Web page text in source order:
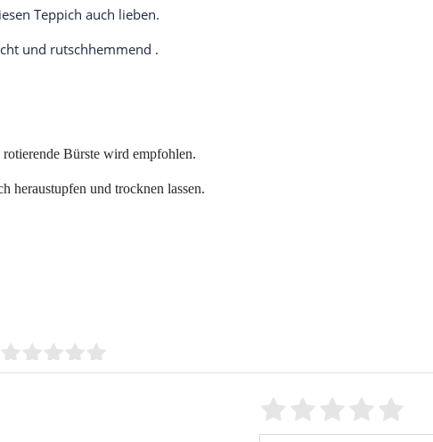
Teppich auch lieben.
und rutschhemmend .
Bürste wird empfohlen.
heraustupfen und trocknen lassen.
Bewertungssterne
4
3
2
1